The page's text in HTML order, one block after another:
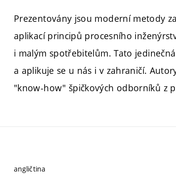
Prezentovány jsou moderní metody
aplikací principů procesního
i malým spotřebitelům. Tato
a aplikuje se u nás i v zahraničí.
"know-how" špičkových odborníků z
angličtina